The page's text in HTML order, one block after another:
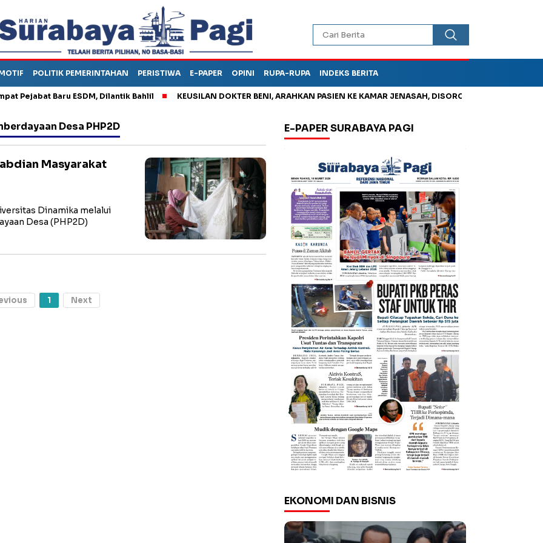
POLITIK PEMERINTAHAN PERISTIWA E-PAPER OPINI RUPA-RUPA INDEKS BERITA
Baru ESDM, Dilantik Bahlil KEUSILAN DOKTER BENI, ARAHKAN PASIEN KE KAMAR JENASAH, DISOROT
Desa PHP2D
Masyarakat
Dinamika melalui
Desa (PHP2D)
1 Next
E-PAPER SURABAYA PAGI
EKONOMI DAN BISNIS